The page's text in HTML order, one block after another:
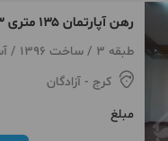
در اردلان
طبقه 3 / ساخت 1396 / آسانسور
کرج - آزادگان
مبلغ